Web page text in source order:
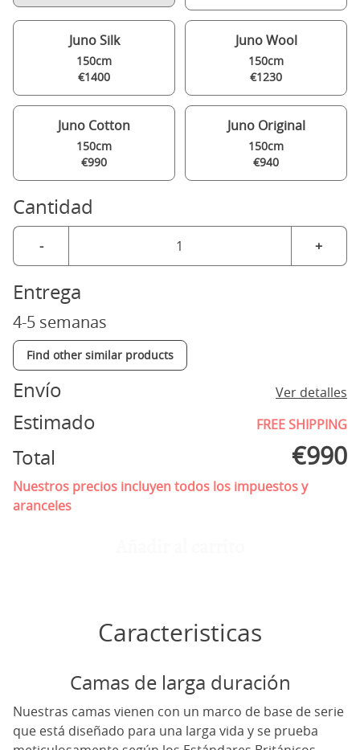
Juno Silk
150cm
€1400
Juno Wool
150cm
€1230
Juno Cotton
150cm
€990
Juno Original
150cm
€940
Cantidad
- +
Entrega
4-5 semanas
Find other similar products
Envío Ver detalles
Estimado FREE SHIPPING
Total €990
Nuestros precios incluyen todos los impuestos y
aranceles
Caracteristicas
Camas de larga duración
Nuestras camas vienen con un marco de base de serie
que está diseñado para una larga vida y se prueba